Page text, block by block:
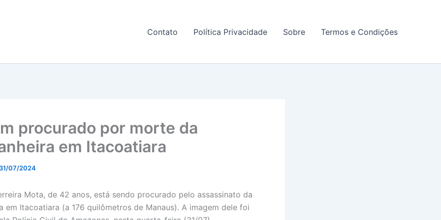
Contato Política Privacidade Sobre Termos e Condições
procurado por morte da
em Itacoatiara
31/07/2024
Mota, de 42 anos, está sendo procurado pelo assassinato da
em Itacoatiara (a 176 quilômetros de Manaus). A imagem dele foi